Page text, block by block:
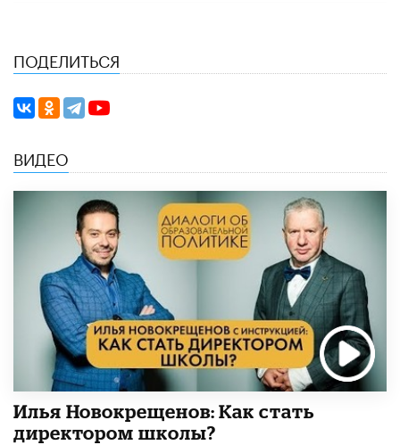
ПОДЕЛИТЬСЯ
ВИДЕО
​Илья Новокрещенов: Как стать
директором школы?